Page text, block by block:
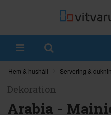
Hem & hushåll Servering &
Dekoration
Arabia -